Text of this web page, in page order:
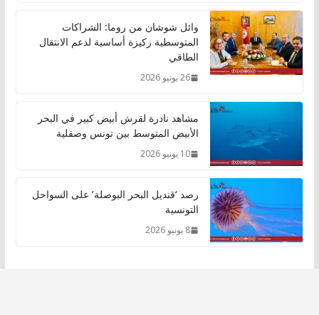
وائل شوشان من روما: الشراكات
المتوسطية ركيزة أساسية لدعم الانتقال
الطاقي
26 يونيو 2026
مشاهد نادرة لقرش أبيض كبير في البحر
الأبيض المتوسط بين تونس وصقلية
10 يونيو 2026
رصد ‘قنديل البحر البوصلة’ على السواحل
التونسية
8 يونيو 2026